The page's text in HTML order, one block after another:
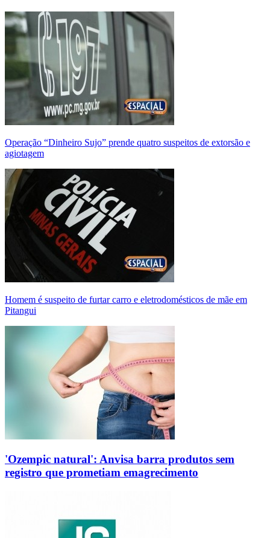
Operação “Dinheiro Sujo” prende quatro suspeitos de extorsão e
agiotagem
Homem é suspeito de furtar carro e eletrodomésticos de mãe em
Pitangui
'Ozempic natural': Anvisa barra produtos sem
registro que prometiam emagrecimento